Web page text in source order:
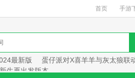
首页 手游
最新版
蛋仔派对X喜羊羊与灰太狼联
生再出发版本